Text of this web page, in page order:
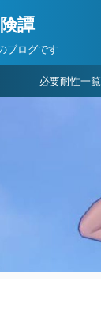
譚
ブログです
必要耐性一覧